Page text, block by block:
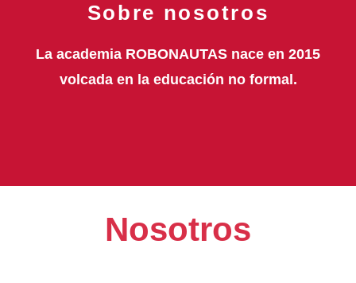
Sobre nosotros
La academia ROBONAUTAS nace en 2015
volcada en la educación no formal.
Nosotros